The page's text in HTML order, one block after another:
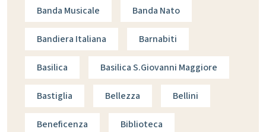
Banda Musicale Banda Nato
Bandiera Italiana Barnabiti
Basilica Basilica S.giovanni Maggiore
Bastiglia Bellezza Bellini
Beneficenza Biblioteca